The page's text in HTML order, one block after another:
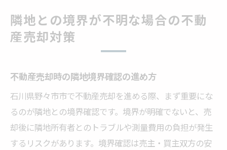
隣地との境界が不明な場合の不動
産売却対策
不動産売却時の隣地境界確認の進め方
石川県野々市市で不動産売却を進める際、まず重要にな
るのが隣地との境界確認です。境界が明確でないと、売
却後に隣地所有者とのトラブルや測量費用の負担が発生
するリスクがあります。境界確認は売主・買主双方の安